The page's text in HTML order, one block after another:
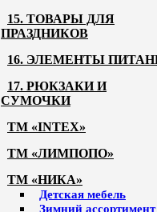
15. ТОВАРЫ ДЛЯ
ПРАЗДНИКОВ
16. ЭЛЕМЕНТЫ
17. РЮКЗАКИ И
СУМОЧКИ
ТМ «INTEX»
ТМ «ЛИМПОПО»
ТМ «НИКА»
Детская мебель
Зимний ассортимент